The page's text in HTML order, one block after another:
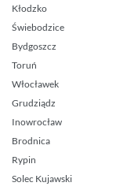
Kłodzko
Świebodzice
Bydgoszcz
Toruń
Włocławek
Grudziądz
Inowrocław
Brodnica
Rypin
Solec Kujawski